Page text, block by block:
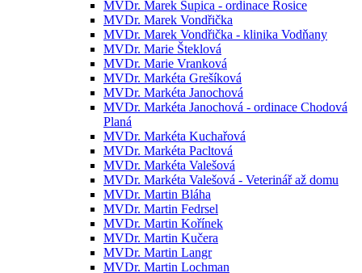
MVDr. Marek Šupica - ordinace Rosice
MVDr. Marek Vondřička
MVDr. Marek Vondřička - klinika Vodňany
MVDr. Marie Šteklová
MVDr. Marie Vranková
MVDr. Markéta Grešíková
MVDr. Markéta Janochová
MVDr. Markéta Janochová - ordinace Chodová
Planá
MVDr. Markéta Kuchařová
MVDr. Markéta Pacltová
MVDr. Markéta Valešová
MVDr. Markéta Valešová - Veterinář až domu
MVDr. Martin Bláha
MVDr. Martin Fedrsel
MVDr. Martin Kořínek
MVDr. Martin Kučera
MVDr. Martin Langr
MVDr. Martin Lochman